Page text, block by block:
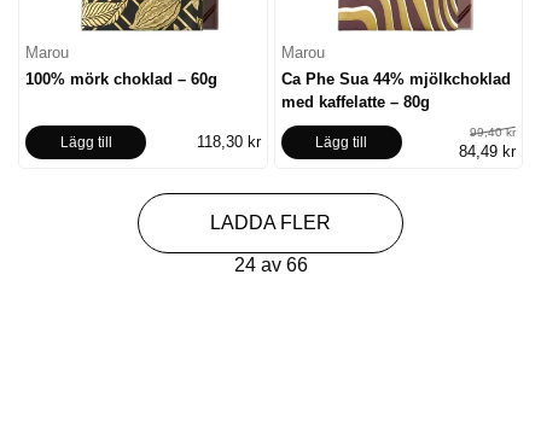
Marou
100% mörk choklad – 60g
Lägg till 118,30 kr
Marou
Ca Phe Sua 44% mjölkchoklad
med kaffelatte – 80g
Lägg till
99,40 kr
84,49 kr
LADDA FLER
24 av 66